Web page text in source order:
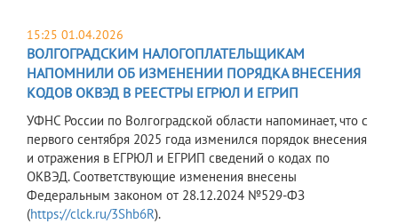
15:25 01.04.2026
ВОЛГОГРАДСКИМ НАЛОГОПЛАТЕЛЬЩИКАМ
НАПОМНИЛИ ОБ ИЗМЕНЕНИИ ПОРЯДКА ВНЕСЕНИЯ
КОДОВ ОКВЭД В РЕЕСТРЫ ЕГРЮЛ И ЕГРИП
УФНС России по Волгоградской области напоминает, что с
первого сентября 2025 года изменился порядок внесения
и отражения в ЕГРЮЛ и ЕГРИП сведений о кодах по
ОКВЭД. Соответствующие изменения внесены
Федеральным законом от 28.12.2024 №529-ФЗ
(https://clck.ru/3Shb6R).